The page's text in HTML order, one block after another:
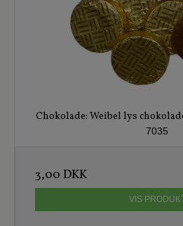
Chokolade: Weibel lys
7035
3,00 DKK
VIS